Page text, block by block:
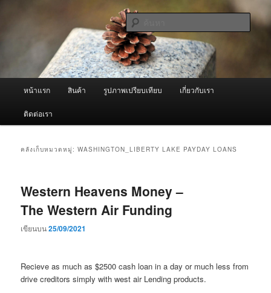
ผู้นำเข้าเครื่องพ่นหมอกควัน Best
Fogger / Fogger One และ อะไหล่
จำหน่ายเครื่องพ่นหมอกควัน คุณภาพดี บริการด้วยความจริงใจ
ค้นหา
หน้าแรก สินค้า รูปภาพเปรียบเทียบ เกี่ยวกับเรา
ติดต่อเรา
คลังเก็บหมวดหมู่:WASHINGTON_LIBERTY LAKE PAYDAY LOANS
Western Heavens Money –
The Western Air Funding
เขียนบน25/09/2021
Recieve as much as $2500 cash loan in a day or much less from
drive creditors simply with west air Lending products.